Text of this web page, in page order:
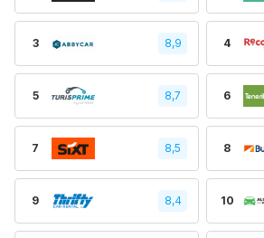
3 8,9 4
5 8,7 6
7 8,5 8
9 8,4 10